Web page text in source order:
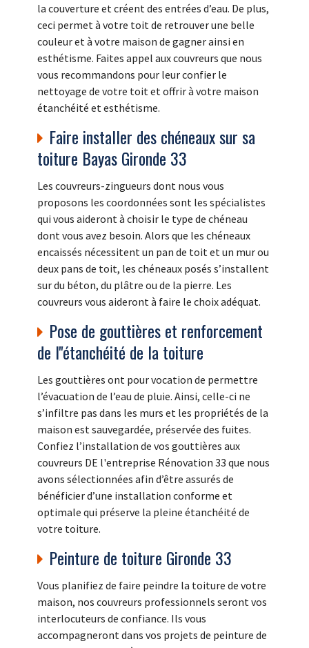
la couverture et créent des entrées d’eau. De plus,
ceci permet à votre toit de retrouver une belle
couleur et à votre maison de gagner ainsi en
esthétisme. Faites appel aux couvreurs que nous
vous recommandons pour leur confier le
nettoyage de votre toit et offrir à votre maison
étanchéité et esthétisme.
Faire installer des chéneaux sur sa
toiture Bayas Gironde 33
Les couvreurs-zingueurs dont nous vous
proposons les coordonnées sont les spécialistes
qui vous aideront à choisir le type de chéneau
dont vous avez besoin. Alors que les chéneaux
encaissés nécessitent un pan de toit et un mur ou
deux pans de toit, les chéneaux posés s’installent
sur du béton, du plâtre ou de la pierre. Les
couvreurs vous aideront à faire le choix adéquat.
Pose de gouttières et renforcement
de l''étanchéité de la toiture
Les gouttières ont pour vocation de permettre
l’évacuation de l’eau de pluie. Ainsi, celle-ci ne
s’infiltre pas dans les murs et les propriétés de la
maison est sauvegardée, préservée des fuites.
Confiez l’installation de vos gouttières aux
couvreurs DE l'entreprise Rénovation 33 que nous
avons sélectionnées afin d’être assurés de
bénéficier d’une installation conforme et
optimale qui préserve la pleine étanchéité de
votre toiture.
Peinture de toiture Gironde 33
Vous planifiez de faire peindre la toiture de votre
maison, nos couvreurs professionnels seront vos
interlocuteurs de confiance. Ils vous
accompagneront dans vos projets de peinture de